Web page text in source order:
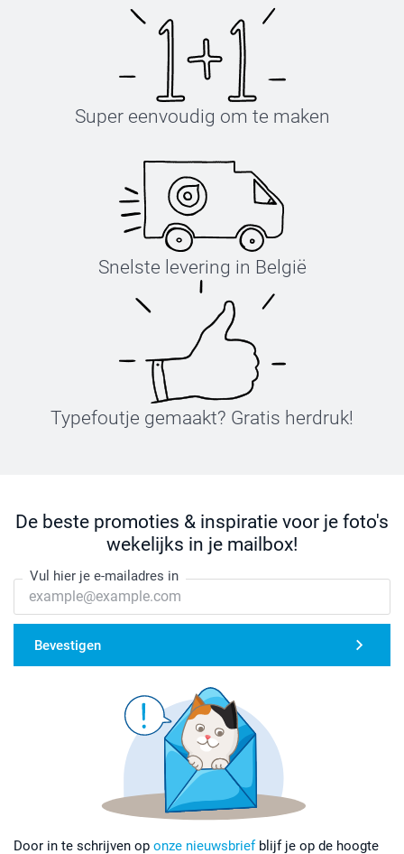
Super eenvoudig om te maken
Snelste levering in België
Typefoutje gemaakt? Gratis herdruk!
De beste promoties & inspiratie voor je foto's
wekelijks in je mailbox!
Vul hier je e-mailadres in
Bevestigen
Door in te schrijven op onze nieuwsbrief blijf je op de hoogte